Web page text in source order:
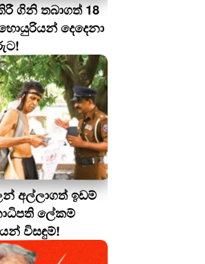
ගිනි තබාගත් 18
දෙදෙනා
අල්ලාගත් ඉඩම්
ලේකම්
විසඳුම්!